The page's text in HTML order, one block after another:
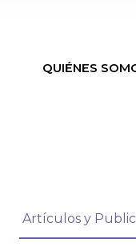
QUIÉNES
Filtrar